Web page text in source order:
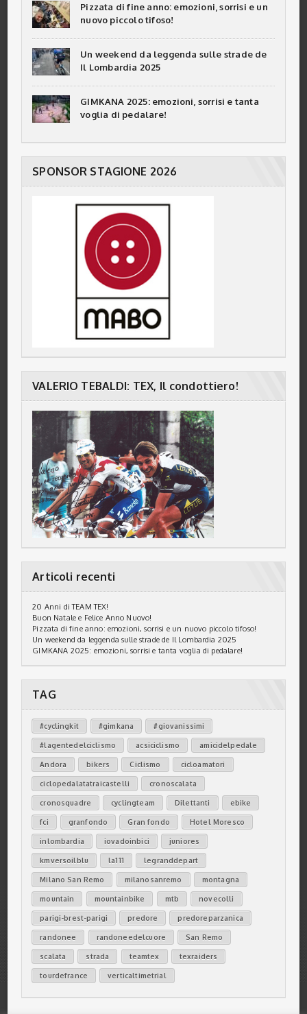
Pizzata di fine anno: emozioni, sorrisi e un
nuovo piccolo tifoso!
Un weekend da leggenda sulle strade de
Il Lombardia 2025
GIMKANA 2025: emozioni, sorrisi e tanta
voglia di pedalare!
SPONSOR STAGIONE 2026
VALERIO TEBALDI: TEX, Il condottiero!
Articoli recenti
20 Anni di TEAM TEX!
Buon Natale e Felice Anno Nuovo!
Pizzata di fine anno: emozioni, sorrisi e un nuovo piccolo tifoso!
Un weekend da leggenda sulle strade de Il Lombardia 2025
GIMKANA 2025: emozioni, sorrisi e tanta voglia di pedalare!
TAG
#cyclingkit #gimkana #giovanissimi
#lagentedelciclismo acsiciclismo amicidelpedale
Andora bikers Ciclismo cicloamatori
ciclopedalatatraicastelli cronoscalata
cronosquadre cyclingteam Dilettanti ebike
fci granfondo Gran fondo Hotel Moresco
inlombardia iovadoinbici juniores
kmversoilblu la111 legranddepart
Milano San Remo milanosanremo montagna
mountain mountainbike mtb novecolli
parigi-brest-parigi predore predoreparzanica
randonee randoneedelcuore San Remo
scalata strada teamtex texraiders
tourdefrance verticaltimetrial